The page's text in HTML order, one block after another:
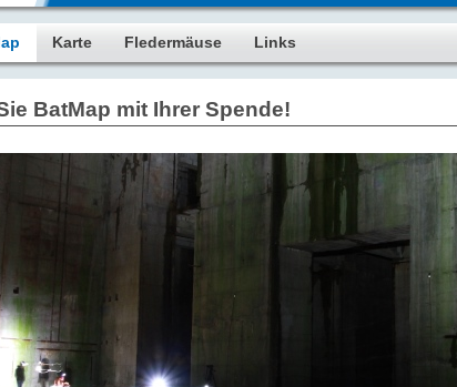
Karte Fledermäuse Links
BatMap mit Ihrer Spende!